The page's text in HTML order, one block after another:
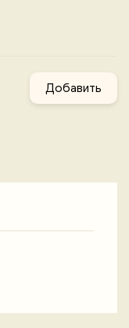
Добавить